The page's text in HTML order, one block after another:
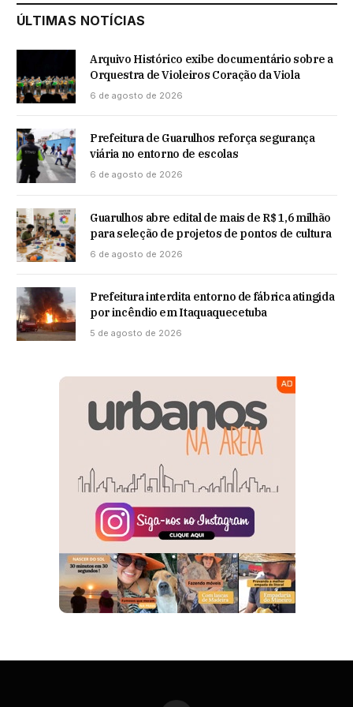
ÚLTIMAS NOTÍCIAS
Arquivo Histórico exibe documentário sobre a
Orquestra de Violeiros Coração da Viola
6 de agosto de 2026
Prefeitura de Guarulhos reforça segurança
viária no entorno de escolas
6 de agosto de 2026
Guarulhos abre edital de mais de R$ 1,6 milhão
para seleção de projetos de pontos de cultura
6 de agosto de 2026
Prefeitura interdita entorno de fábrica atingida
por incêndio em Itaquaquecetuba
5 de agosto de 2026